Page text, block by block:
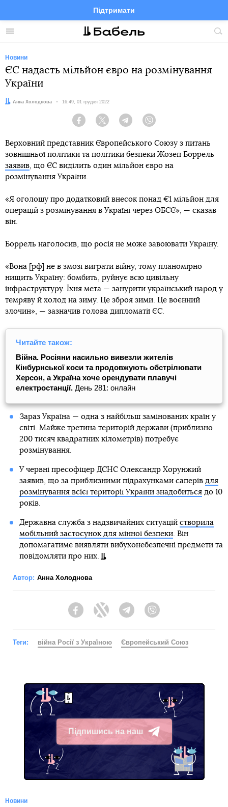
Меню
Підтримати
FacebookTelegramTwitter
Новини
ЄС надасть мільйон євро на розмінування
України
Автор:
Анна Холоднова Дата:
16:49, 01 грудня 2022
Facebook Twitter Telegram
Верховний представник Європейського Союзу з питань
зовнішньої політики та політики безпеки Жозеп Боррель
заявив, що ЄС виділить один мільйон євро на
розмінування України.
«Я оголошу про додатковий внесок понад €1 мільйон для
операцій з розмінування в Україні через ОБСЄ», — сказав
він.
Боррель наголосив, що росія не може завоювати Україну.
«Вона [рф] не в змозі виграти війну, тому планомірно
нищить Україну: бомбить, руйнує всю цивільну
інфраструктуру. Їхня мета — занурити український народ у
темряву й холод на зиму. Це зброя зими. Це воєнний
злочин», — зазначив голова дипломатії ЄС.
Читайте також:
Війна. Росіяни насильно вивезли жителів
Кінбурнської коси та продовжують обстрілювати
Херсон, а Україна хоче орендувати плавучі
електростанції. День 281: онлайн
Зараз Україна — одна з найбільш замінованих країн у
світі. Майже третина територій держави (приблизно
200 тисяч квадратних кілометрів) потребує
розмінування.
У червні пресофіцер ДСНС Олександр Хорунжий
заявив, що за приблизними підрахунками саперів для
розмінування всієї території України знадобитьсядо 10
років.
Державна служба з надзвичайних ситуацій створила
мобільний застосунок для мінної безпеки. Він
допомагатиме виявляти вибухонебезпечні предмети та
повідомляти про них.
Автор: Анна Холоднова
FacebookTwitter Telegram
Теги: війна Росії з Україною Європейський Союз
Підпишись на наш
Telegram
Новини